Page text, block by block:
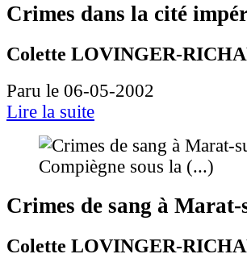
Crimes dans la cité
Colette LOVINGER-
Paru le 06-05-2002
Lire la suite
Crimes de sang à
Colette LOVINGER-